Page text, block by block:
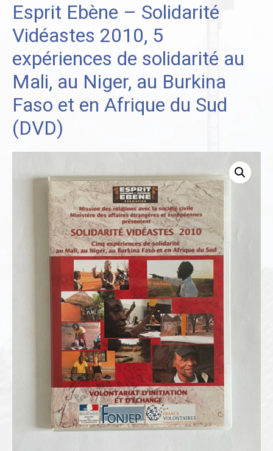
Esprit Ebène – Solidarité
Vidéastes 2010, 5
expériences de solidarité au
Mali, au Niger, au Burkina
Faso et en Afrique du Sud
(DVD)